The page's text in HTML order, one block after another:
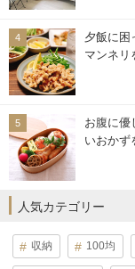
夕飯に困
マンネリ
お腹に優
いおかず
人気カテゴリー
収納 100均